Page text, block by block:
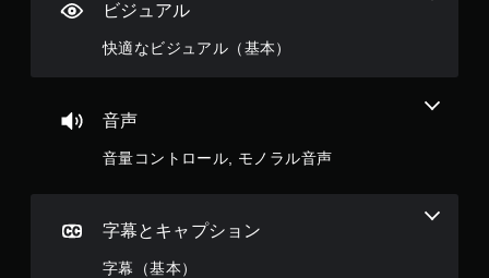
ビジュアル
快適なビジュアル（基本）
音声
音量コントロール, モノラル音声
字幕とキャプション
字幕（基本）